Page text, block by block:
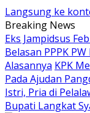
Langsung ke
Breaking News
Eks Jampidsus
Belasan PPPK
Alasannya KPK
Pada Ajudan
Istri, Pria di
Bupati Langkat